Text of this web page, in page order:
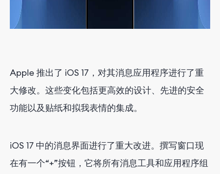
Apple 推出了 iOS 17，对其消息应用程序进行了重
大修改。这些变化包括更高效的设计、先进的安全
功能以及贴纸和拟我表情的集成。
iOS 17 中的消息界面进行了重大改进。撰写窗口现
在有一个“+”按钮，它将所有消息工具和应用程序组